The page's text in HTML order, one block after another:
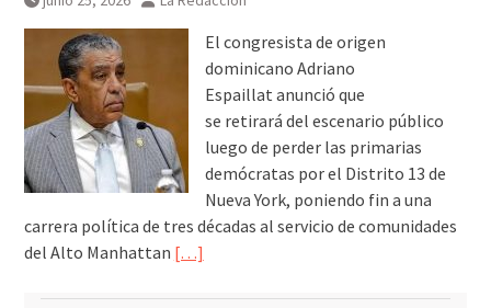
agosto
El congresista de origen
dominicano Adriano
Espaillat anunció que
se retirará del escenario público
luego de perder las primarias
demócratas por el Distrito 13 de
Nueva York, poniendo fin a una
carrera política de tres décadas al servicio de comunidades
del Alto Manhattan […]